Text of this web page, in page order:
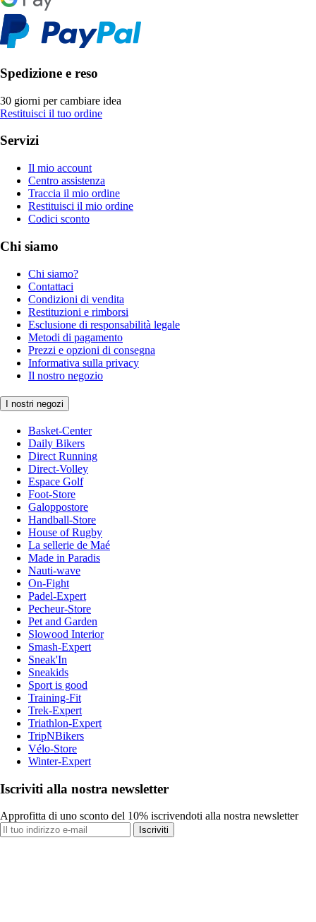
Spedizione e reso
30 giorni per cambiare idea
Restituisci il tuo ordine
Servizi
Il mio account
Centro assistenza
Traccia il mio ordine
Restituisci il mio ordine
Codici sconto
Chi siamo
Chi siamo?
Contattaci
Condizioni di vendita
Restituzioni e rimborsi
Esclusione di responsabilità legale
Metodi di pagamento
Prezzi e opzioni di consegna
Informativa sulla privacy
Il nostro negozio
I nostri negozi
Basket-Center
Daily Bikers
Direct Running
Direct-Volley
Espace Golf
Foot-Store
Galoppostore
Handball-Store
House of Rugby
La sellerie de Maé
Made in Paradis
Nauti-wave
On-Fight
Padel-Expert
Pecheur-Store
Pet and Garden
Slowood Interior
Smash-Expert
Sneak'In
Sneakids
Sport is good
Training-Fit
Trek-Expert
Triathlon-Expert
TripNBikers
Vélo-Store
Winter-Expert
Iscriviti alla nostra newsletter
Approfitta di uno sconto del 10% iscrivendoti alla nostra newsletter
Iscriviti